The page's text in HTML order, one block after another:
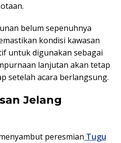
belum sepenuhnya
kondisi kawasan
untuk digunakan sebagai
lanjutan akan tetap
setelah acara berlangsung.
Jelang
peresmian Tugu